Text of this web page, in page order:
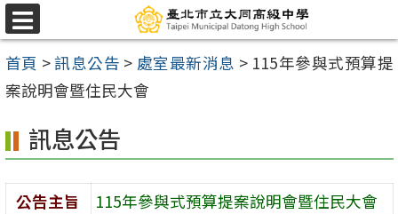
跳
至
主
要
容
區
選
單
首頁 >訊息公告 > 處室最新消息 > 115年參與式預算提
案說明會暨住民大會
訊息公告
公告主旨
115年參與式預算提案說明會暨住民大會